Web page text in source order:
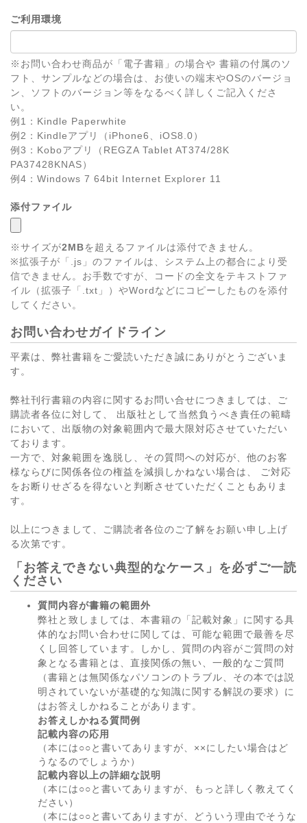
ご利用環境
※お問い合わせ商品が「電子書籍」の場合や 書籍の付属のソ
フト、サンプルなどの場合は、お使いの端末やOSのバージョ
ン、ソフトのバージョン等をなるべく詳しくご記入くださ
い。
例1：Kindle Paperwhite
例2：Kindleアプリ（iPhone6、iOS8.0）
例3：Koboアプリ（REGZA Tablet AT374/28K
PA37428KNAS）
例4：Windows 7 64bit Internet Explorer 11
添付ファイル
※サイズが2MBを超えるファイルは添付できません。
※拡張子が「.js」のファイルは、システム上の都合により受
信できません。お手数ですが、コードの全文をテキストファ
イル（拡張子「.txt」）やWordなどにコピーしたものを添付
してください。
お問い合わせガイドライン
平素は、弊社書籍をご愛読いただき誠にありがとうございま
す。
弊社刊行書籍の内容に関するお問い合せにつきましては、ご
購読者各位に対して、 出版社として当然負うべき責任の範疇
において、出版物の対象範囲内で最大限対応させていただい
ております。
一方で、対象範囲を逸脱し、その質問への対応が、他のお客
様ならびに関係各位の権益を減損しかねない場合は、 ご対応
をお断りせざるを得ないと判断させていただくこともありま
す。
以上につきまして、ご購読者各位のご了解をお願い申し上げ
る次第です。
「お答えできない典型的なケース」を必ずご一読
ください
質問内容が書籍の範囲外
弊社と致しましては、本書籍の「記載対象」に関する具
体的なお問い合わせに関しては、可能な範囲で最善を尽
くし回答しています。しかし、質問の内容がご質問の対
象となる書籍とは、直接関係の無い、一般的なご質問
（書籍とは無関係なパソコンのトラブル、その本では説
明されていないが基礎的な知識に関する解説の要求）に
はお答えしかねることがあります。
お答えしかねる質問例
記載内容の応用
（本には○○と書いてありますが、××にしたい場合はど
うなるのでしょうか）
記載内容以上の詳細な説明
（本には○○と書いてありますが、もっと詳しく教えてく
ださい）
（本には○○と書いてありますが、どういう理由でそうな